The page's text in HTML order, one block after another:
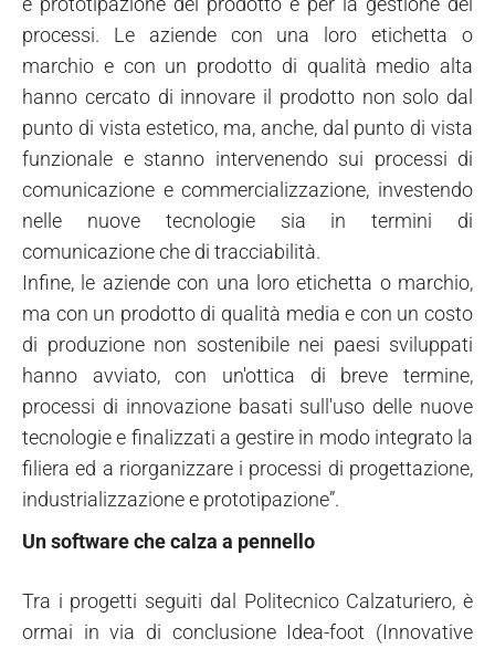
processi. Le aziende con una loro etichetta o
marchio e con un prodotto di qualità medio alta
hanno cercato di innovare il prodotto non solo dal
punto di vista estetico, ma, anche, dal punto di vista
funzionale e stanno intervenendo sui processi di
comunicazione e commercializzazione, investendo
nelle nuove tecnologie sia in termini di
comunicazione che di tracciabilità.
Infine, le aziende con una loro etichetta o marchio,
ma con un prodotto di qualità media e con un costo
di produzione non sostenibile nei paesi sviluppati
hanno avviato, con un'ottica di breve termine,
processi di innovazione basati sull'uso delle nuove
tecnologie e finalizzati a gestire in modo integrato la
filiera ed a riorganizzare i processi di progettazione,
industrializzazione e prototipazione”.
Un software che calza a pennello
Tra i progetti seguiti dal Politecnico Calzaturiero, è
ormai in via di conclusione Idea-foot (Innovative